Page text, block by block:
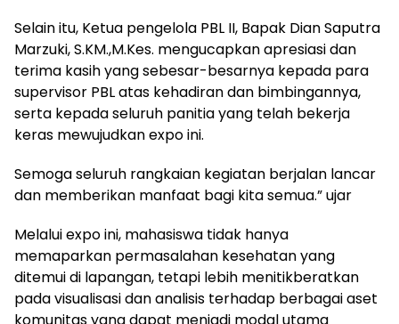
Selain itu, Ketua pengelola PBL II, Bapak Dian Saputra
Marzuki, S.KM.,M.Kes. mengucapkan apresiasi dan
terima kasih yang sebesar-besarnya kepada para
supervisor PBL atas kehadiran dan bimbingannya,
serta kepada seluruh panitia yang telah bekerja
keras mewujudkan expo ini.
Semoga seluruh rangkaian kegiatan berjalan lancar
dan memberikan manfaat bagi kita semua.” ujar
Melalui expo ini, mahasiswa tidak hanya
memaparkan permasalahan kesehatan yang
ditemui di lapangan, tetapi lebih menitikberatkan
pada visualisasi dan analisis terhadap berbagai aset
komunitas yang dapat menjadi modal utama